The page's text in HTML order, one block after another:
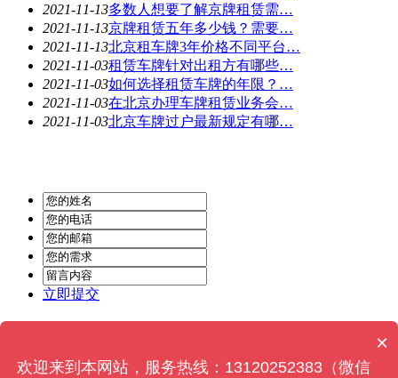
2021-11-13多数人想要了解京牌租赁需…
2021-11-13京牌租赁五年多少钱？需要…
2021-11-13北京租车牌3年价格不同平台…
2021-11-03租赁车牌针对出租方有哪些…
2021-11-03如何选择租赁车牌的年限？…
2021-11-03在北京办理车牌租赁业务会…
2021-11-03北京车牌过户最新规定有哪…
立即提交
Powered byMetInfo 6.2.0© 2008-2022MetInfo Inc.
×
欢迎来到本网站，服务热线：13120252383（微信